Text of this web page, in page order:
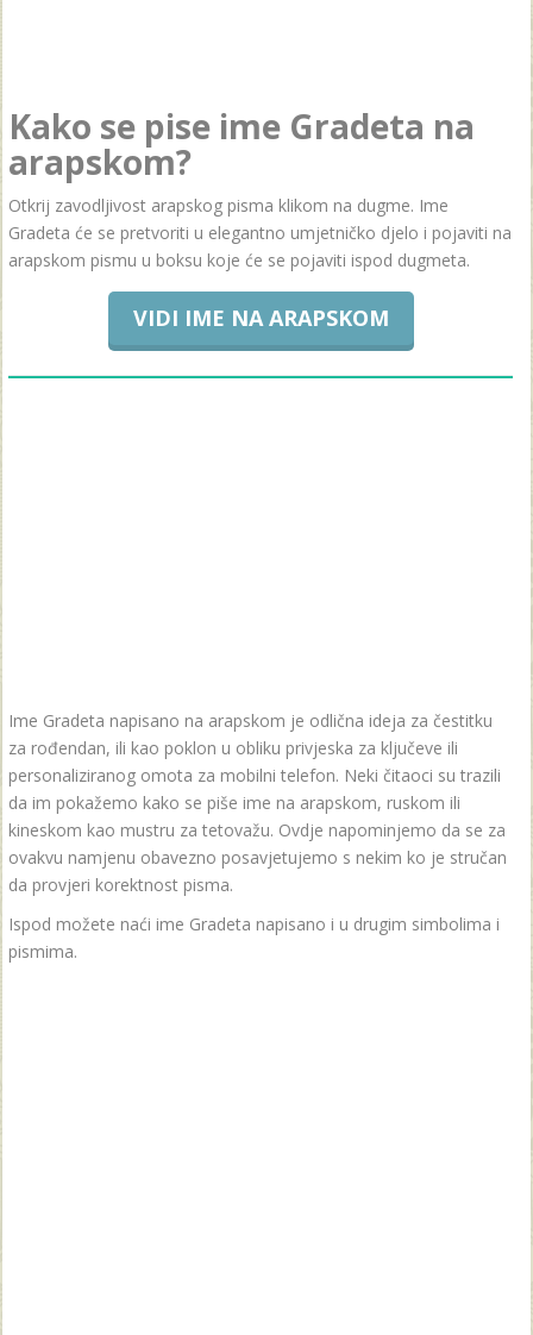
Kako se pise ime Gradeta na
arapskom?
Otkrij zavodljivost arapskog pisma klikom na dugme. Ime
Gradeta će se pretvoriti u elegantno umjetničko djelo i pojaviti na
arapskom pismu u boksu koje će se pojaviti ispod dugmeta.
VIDI IME NA ARAPSKOM
Ime Gradeta napisano na arapskom je odlična ideja za čestitku
za rođendan, ili kao poklon u obliku privjeska za ključeve ili
personaliziranog omota za mobilni telefon. Neki čitaoci su trazili
da im pokažemo kako se piše ime na arapskom, ruskom ili
kineskom kao mustru za tetovažu. Ovdje napominjemo da se za
ovakvu namjenu obavezno posavjetujemo s nekim ko je stručan
da provjeri korektnost pisma.
Ispod možete naći ime Gradeta napisano i u drugim simbolima i
pismima.